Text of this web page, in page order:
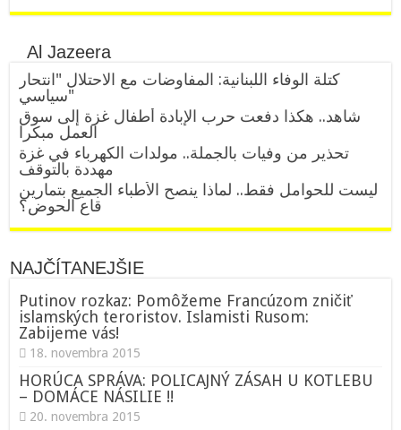
Al Jazeera
كتلة الوفاء اللبنانية: المفاوضات مع الاحتلال "انتحار
سياسي"
شاهد.. هكذا دفعت حرب الإبادة أطفال غزة إلى سوق
العمل مبكرا
تحذير من وفيات بالجملة.. مولدات الكهرباء في غزة
مهددة بالتوقف
ليست للحوامل فقط.. لماذا ينصح الأطباء الجميع بتمارين
قاع الحوض؟
NAJČÍTANEJŠIE
Putinov rozkaz: Pomôžeme Francúzom zničiť
islamských teroristov. Islamisti Rusom:
Zabijeme vás!
18. novembra 2015
HORÚCA SPRÁVA: POLICAJNÝ ZÁSAH U KOTLEBU
– DOMÁCE NÁSILIE !!
20. novembra 2015